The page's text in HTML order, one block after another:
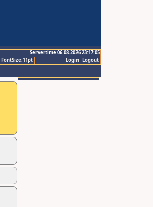
Servertime 06.08.2026 23:17:05
Logout
Login
FontSize:11pt